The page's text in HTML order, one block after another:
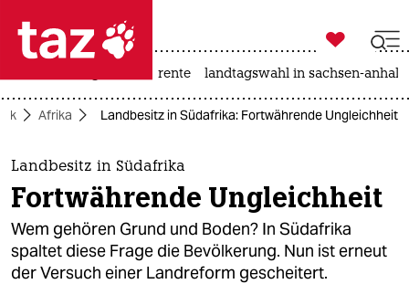
 taz zahl ich
taz zahl ich
themen
politik
öko

taz zahl ich
rente landtagswahl in sachsen-anhalt
Afrika Landbesitz in Südafrika: Fortwährende Ungleichheit
Landbesitz in Südafrika
Fortwährende Ungleichheit
Wem gehören Grund und Boden? In Südafrika
spaltet diese Frage die Bevölkerung. Nun ist erneut
der Versuch einer Landreform gescheitert.